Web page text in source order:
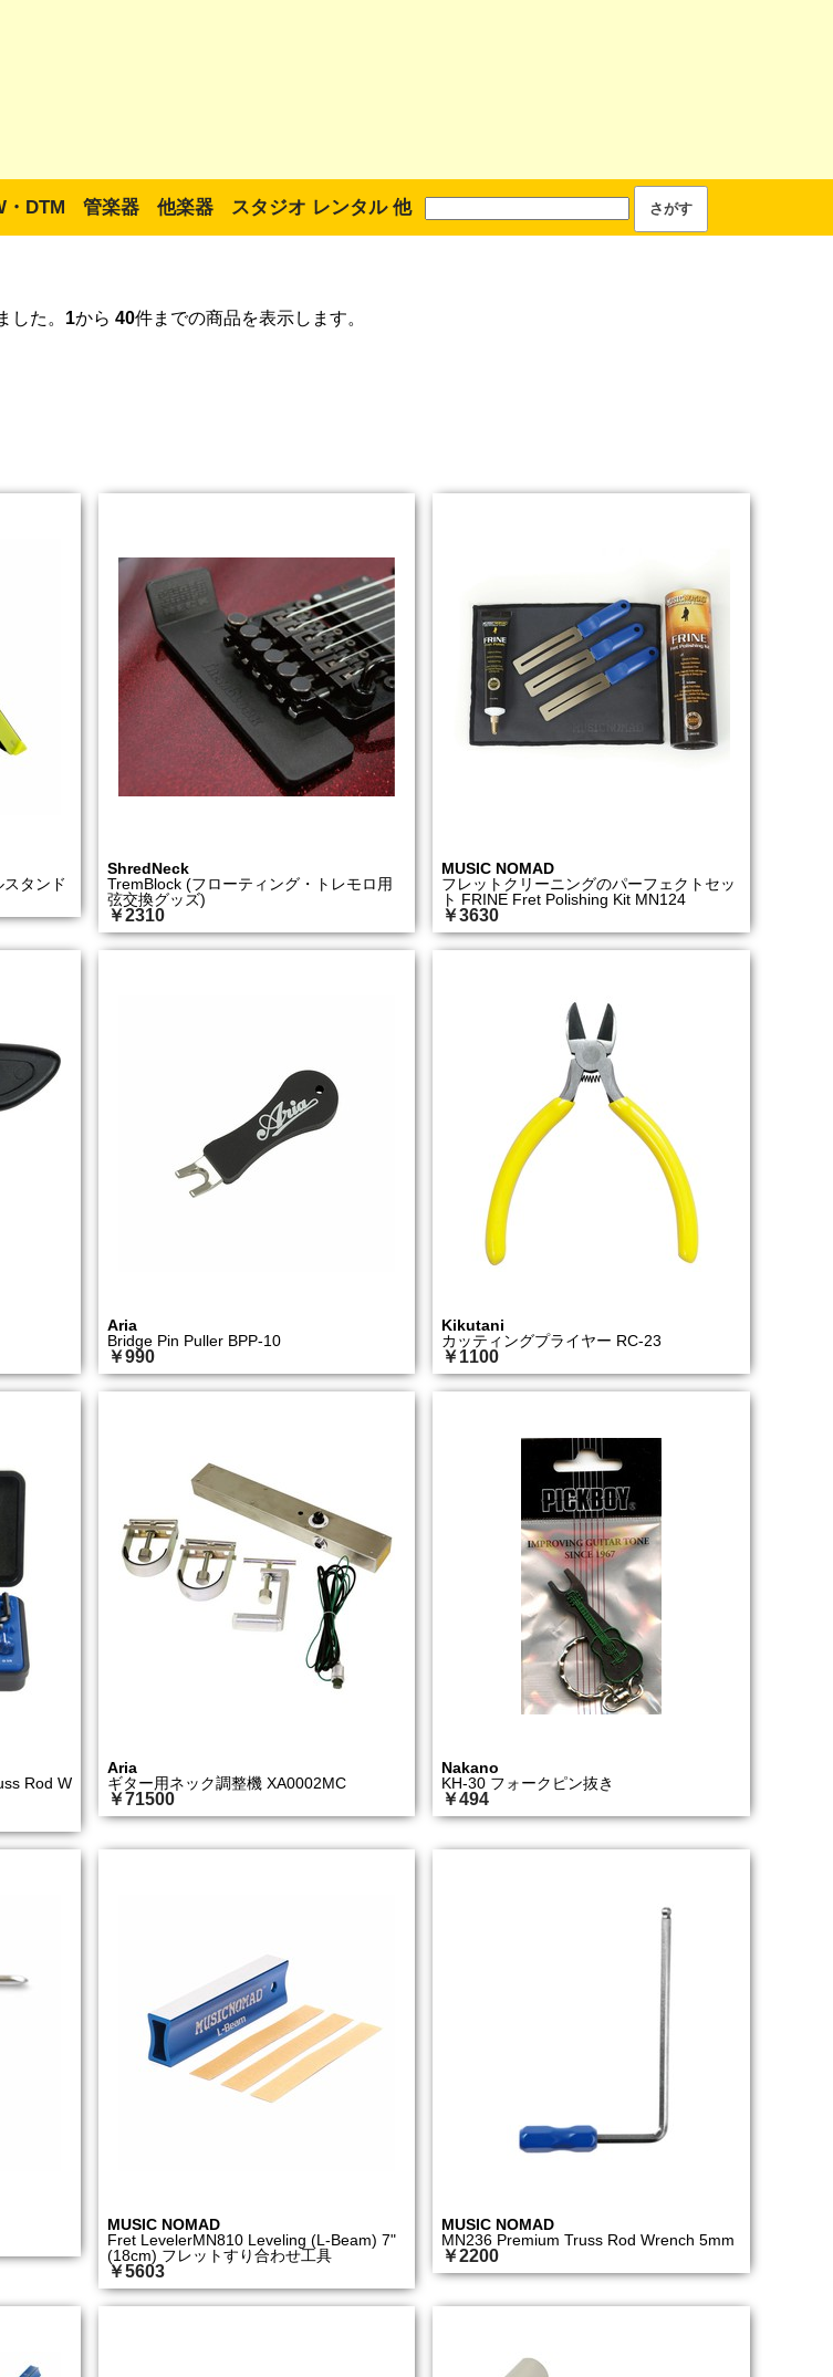
・DTM 管楽器 他楽器 スタジオ レンタル 他
した。 1から 40件までの商品を表示します。
タンド
ShredNeck
TremBlock (フローティング・トレモロ用
弦交換グッズ)
￥2310
MUSIC NOMAD
フレットクリーニングのパーフェクトセッ
ト FRINE Fret Polishing Kit MN124
￥3630
Aria
Bridge Pin Puller BPP-10
￥990
Kikutani
カッティングプライヤー RC-23
￥1100
Rod W
Aria
ギター用ネック調整機 XA0002MC
￥71500
Nakano
KH-30 フォークピン抜き
￥494
MUSIC NOMAD
Fret LevelerMN810 Leveling (L-Beam) 7"
(18cm) フレットすり合わせ工具
￥5603
MUSIC NOMAD
MN236 Premium Truss Rod Wrench 5mm
￥2200